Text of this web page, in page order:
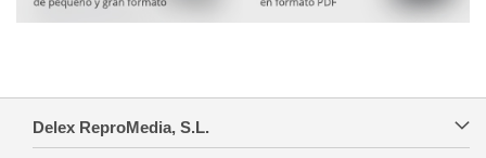
Delex ReproMedia, S.L.